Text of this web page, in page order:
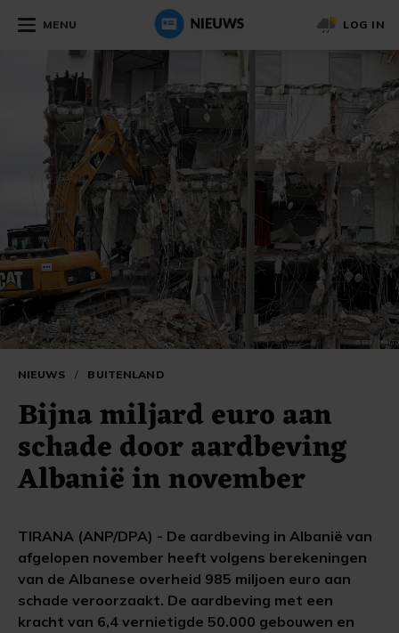
MENU LOG IN
NIEUWS / BUITENLAND
Bijna miljard euro aan
schade door aardbeving
Albanië in november
TIRANA (ANP/DPA) - De aardbeving in Albanië van
afgelopen november heeft volgens berekeningen
van de Albanese overheid 985 miljoen euro aan
schade veroorzaakt. De aardbeving met een
kracht van 6,4 vernietigde 50.000 gebouwen en